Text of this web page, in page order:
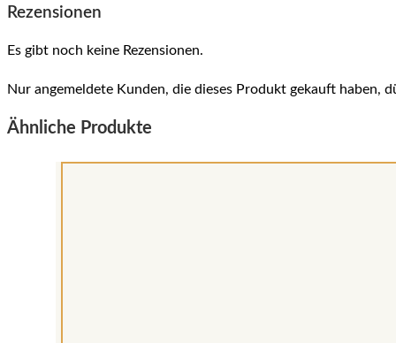
Rezensionen
Es gibt noch keine Rezensionen.
Nur angemeldete Kunden, die dieses Produkt gekauft haben,
Ähnliche Produkte